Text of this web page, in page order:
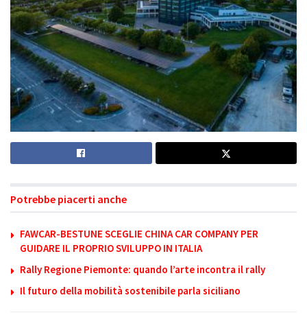
Potrebbe piacerti anche
FAWCAR-BESTUNE SCEGLIE CHINA CAR COMPANY PER
GUIDARE IL PROPRIO SVILUPPO IN ITALIA
Rally Regione Piemonte: quando l’arte incontra il rally
Il futuro della mobilità sostenibile parla siciliano